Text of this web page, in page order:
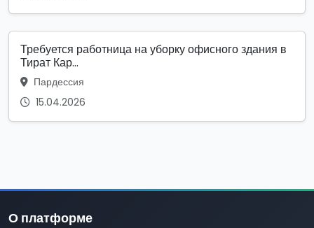
Требуется работница на уборку офисного здания в
Тират Кар...
Пардессия
15.04.2026
О платформе